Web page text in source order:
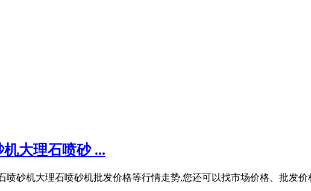
大理石喷砂 ...
砂机大理石喷砂机批发价格等行情走势,您还可以找市场价格、批发价